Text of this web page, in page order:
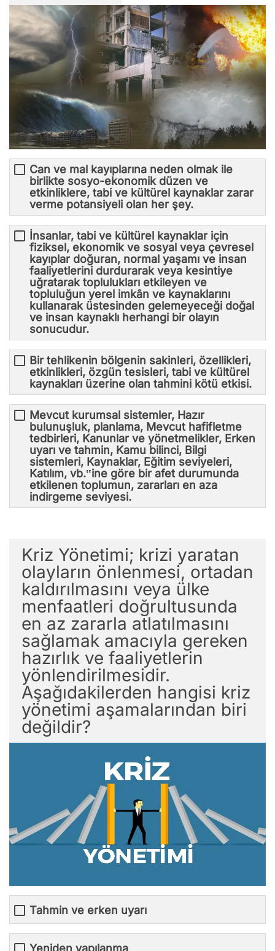
Can ve mal kayıplarına neden olmak ile
birlikte sosyo-ekonomik düzen ve
etkinliklere, tabi ve kültürel kaynaklar zarar
verme potansiyeli olan her şey.
İnsanlar, tabi ve kültürel kaynaklar için
fiziksel, ekonomik ve sosyal veya çevresel
kayıplar doğuran, normal yaşamı ve insan
faaliyetlerini durdurarak veya kesintiye
uğratarak toplulukları etkileyen ve
topluluğun yerel imkân ve kaynaklarını
kullanarak üstesinden gelemeyeceği doğal
ve insan kaynaklı herhangi bir olayın
sonucudur.
Bir tehlikenin bölgenin sakinleri, özellikleri,
etkinlikleri, özgün tesisleri, tabi ve kültürel
kaynakları üzerine olan tahmini kötü etkisi.
Mevcut kurumsal sistemler, Hazır
bulunuşluk, planlama, Mevcut hafifletme
tedbirleri, Kanunlar ve yönetmelikler, Erken
uyarı ve tahmin, Kamu bilinci, Bilgi
sistemleri, Kaynaklar, Eğitim seviyeleri,
Katılım, vb.‟ine göre bir afet durumunda
etkilenen toplumun, zararları en aza
indirgeme seviyesi.
Kriz Yönetimi; krizi yaratan
olayların önlenmesi, ortadan
kaldırılmasını veya ülke
menfaatleri doğrultusunda
en az zararla atlatılmasını
sağlamak amacıyla gereken
hazırlık ve faaliyetlerin
yönlendirilmesidir.
Aşağıdakilerden hangisi kriz
yönetimi aşamalarından biri
değildir?
Tahmin ve erken uyarı
Yeniden yapılanma